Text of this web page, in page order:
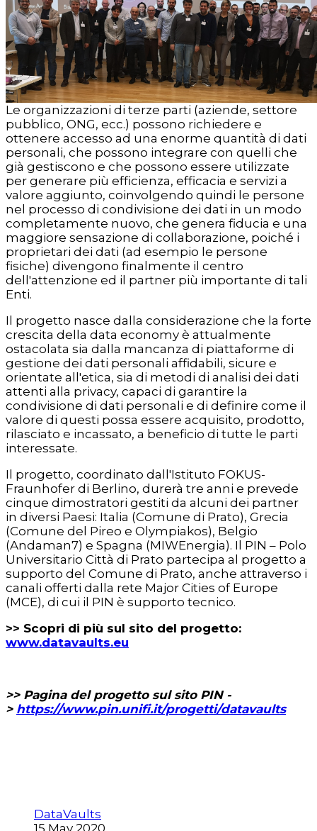
Le organizzazioni di terze parti (aziende, settore
pubblico, ONG, ecc.) possono richiedere e
ottenere accesso ad una enorme quantità di dati
personali, che possono integrare con quelli che
già gestiscono e che possono essere utilizzate
per generare più efficienza, efficacia e servizi a
valore aggiunto, coinvolgendo quindi le persone
nel processo di condivisione dei dati in un modo
completamente nuovo, che genera fiducia e una
maggiore sensazione di collaborazione, poiché i
proprietari dei dati (ad esempio le persone
fisiche) divengono finalmente il centro
dell'attenzione ed il partner più importante di tali
Enti.
Il progetto nasce dalla considerazione che la forte
crescita della data economy è attualmente
ostacolata sia dalla mancanza di piattaforme di
gestione dei dati personali affidabili, sicure e
orientate all'etica, sia di metodi di analisi dei dati
attenti alla privacy, capaci di garantire la
condivisione di dati personali e di definire come il
valore di questi possa essere acquisito, prodotto,
rilasciato e incassato, a beneficio di tutte le parti
interessate.
Il progetto, coordinato dall'Istituto FOKUS-
Fraunhofer di Berlino, durerà tre anni e prevede
cinque dimostratori gestiti da alcuni dei partner
in diversi Paesi: Italia (Comune di Prato), Grecia
(Comune del Pireo e Olympiakos), Belgio
(Andaman7) e Spagna (MIWEnergia). Il PIN – Polo
Universitario Città di Prato partecipa al progetto a
supporto del Comune di Prato, anche attraverso i
canali offerti dalla rete Major Cities of Europe
(MCE), di cui il PIN è supporto tecnico.
>> Scopri di più sul sito del progetto:
www.datavaults.eu
>> Pagina del progetto sul sito PIN -
> https://www.pin.unifi.it/progetti/datavaults
DataVaults